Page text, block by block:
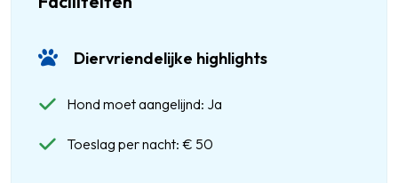
Diervriendelijke highlights
Hond moet aangelijnd: Ja
Toeslag per nacht: € 50